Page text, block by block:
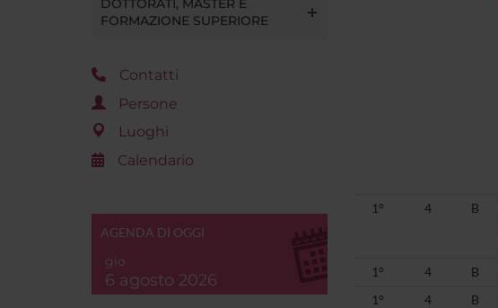
DOTTORATI, MASTER E
FORMAZIONE SUPERIORE
Contatti
Persone
Luoghi
Calendario
AGENDA DI OGGI
gio
6 agosto 2026
1° 4 B
1° 4 B
1°
4 B